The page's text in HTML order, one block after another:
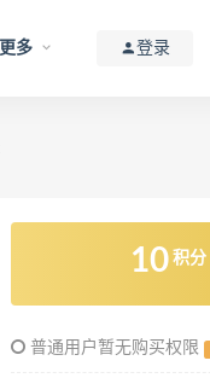
更多 登录
10 积分
普通用户暂无购买权限